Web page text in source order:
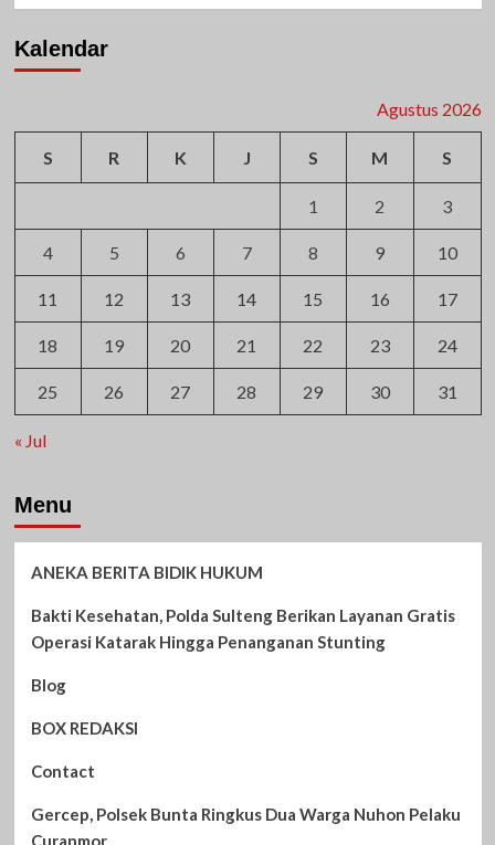
Kalendar
Agustus 2026
S R K J S M S
1 2 3
4 5 6 7 8 9 10
11 12 13 14 15 16 17
18 19 20 21 22 23 24
25 26 27 28 29 30 31
« Jul
Menu
ANEKA BERITA BIDIK HUKUM
Bakti Kesehatan, Polda Sulteng Berikan Layanan Gratis
Operasi Katarak Hingga Penanganan Stunting
Blog
BOX REDAKSI
Contact
Gercep, Polsek Bunta Ringkus Dua Warga Nuhon Pelaku
Curanmor